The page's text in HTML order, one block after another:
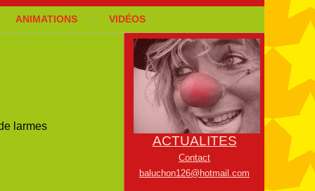
ANIMATIONS VIDÉOS
larmes
ACTUALITES
Contact
baluchon126@hotmail.com